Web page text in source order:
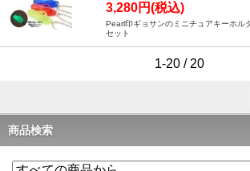
3,280円(税込)
Pearl印ギョサンのミニチュアキーホ
セット
1-20 / 20
商品検索